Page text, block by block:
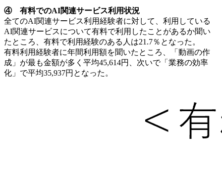
④ 有料でのAI関連サービス利用状況
全てのAI関連サービス利用経験者に対して、利用している
AI関連サービスについて有料で利用したことがあるか聞い
たところ、有料で利用経験のある人は21.7％となった。
有料利用経験者に年間利用額を聞いたところ、「動画の作
成」が最も金額が多く平均45,614円、次いで「業務の効率
化」で平均35,937円となった。